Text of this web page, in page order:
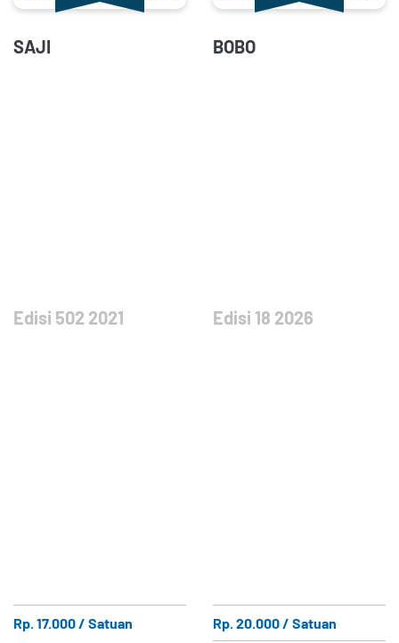
SAJI
Edisi 502 2021
Rp. 17.000 / Satuan
BOBO
Edisi 18 2026
Rp. 20.000 / Satuan